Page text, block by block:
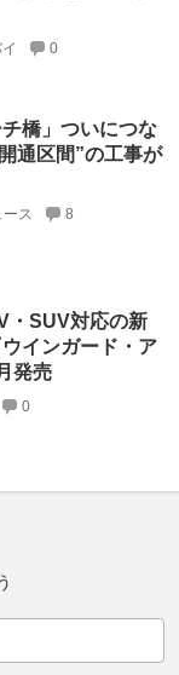
0
橋」ついにつな
通区間”の工事が
ス 8
・SUV対応の新
インガード・ア
発売
0